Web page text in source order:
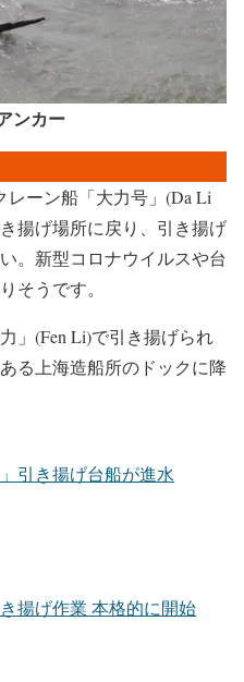
ンカー
ーン船「大力号」(Da Li
揚げ場所に戻り、引き揚げ
。新型コロナウイルスや台
そうです。
」(Fen Li)で引き揚げられ
る上海造船所のドックに降
引き揚げ台船が進水
揚げ作業 本格的に開始